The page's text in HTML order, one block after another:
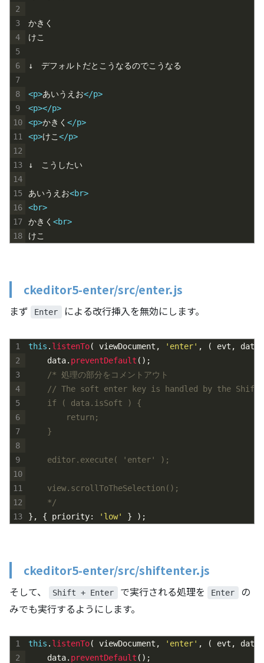
2
3
4
5
6
7
8
9
10
11
12
13
14
15
16
17
18
かきく
けこ
↓　デフォルトだとこうなるのでこうなる
<p>あいうえお</p>
<p></p>
<p>かきく </p>
<p>けこ </p>
↓　こうしたい
あいうえお<br>
<br>
かきく <br>
けこ
ckeditor5-enter/src/enter.js
まず Enter による改行挿入を無効にします。
1
2
3
4
5
6
7
8
9
10
11
12
13
this . listenTo( viewDocument , 'enter' , ( evt ,
data
data. preventDefault ( ) ;
/* 処理の部分をコメントアウト
// The soft enter key is handled by the
	if ( data.isSoft ) {
		return;
	}
	editor.execute( 'enter' );
	view.scrollToTheSelection();
	*/
} , { priority: 'low' } ) ;
ckeditor5-enter/src/shiftenter.js
そして、 Shift + Enter で実行される処理を Enter
の
みでも実行するようにします。
1
2
this . listenTo( viewDocument , 'enter' , ( evt ,
data
data. preventDefault ( ) ;